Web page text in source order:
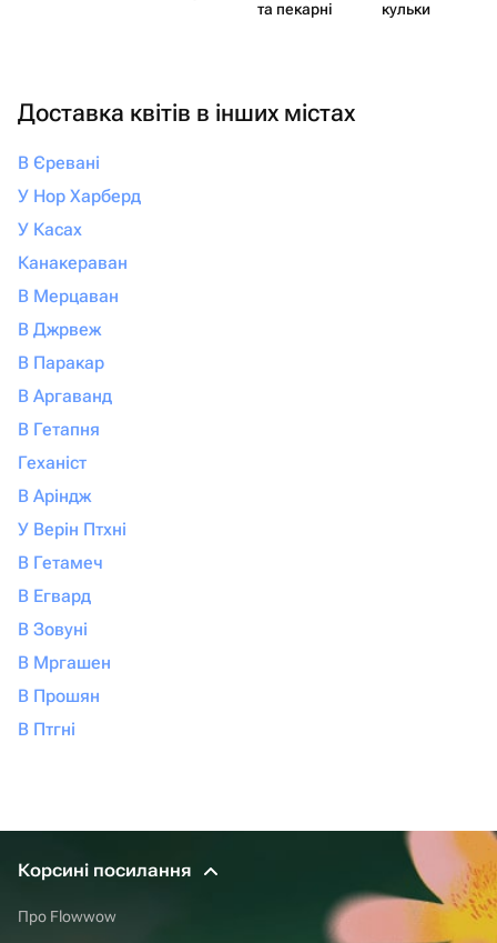
та пекарні
кульки
Доставка квітів в інших містах
В Єревані
У Нор Харберд
У Касах
Канакераван
В Мерцаван
В Джрвеж
В Паракар
В Аргаванд
В Гетапня
Геханіст
В Аріндж
У Верін Птхні
В Гетамеч
В Егвард
В Зовуні
В Мргашен
В Прошян
В Птгні
Корсині посилання
Про Flowwow